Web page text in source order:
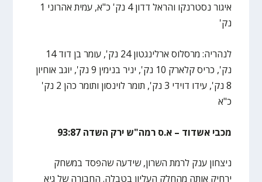
איגור נסטרנקו והראל דדון 4 נק' כ"א, עמית אהרוני 1
נק'
לנהריה: מרסלוס ארלינגטון 24 נק', עומר בן דוד 14
נק', כריס קלארק 10 נק', יניר בנימין 9 נק', יוגב אוחיון
8 נק', עידו דוידי 3 נק', תומר לוינסון ותומר כהן 2 נק'
כ"א
מכבי אשדוד – א.ס רמה"ש ירק השדה 93:87
ניצחון ענק לרמת השרון, שידעה שהפסד במשחק
ירחיק אותה מהחלק העליון בטבלה. החבורה של גיא